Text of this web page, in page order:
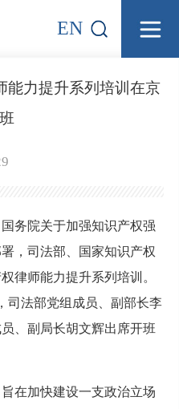
EN
能力提升系列培训在京
务院关于加强知识产权强
，司法部、国家知识产权
律师能力提升系列培训。
司法部党组成员、副部长李
、副局长胡文辉出席开班
在加快建设一支政治立场